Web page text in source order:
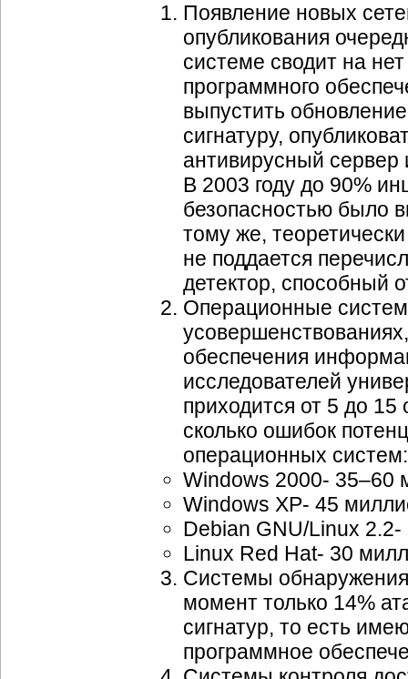
Появление новых
опубликования
системе сводит на
программного
выпустить
сигнатуру,
антивирусный сервер
В 2003 году до 90%
безопасностью было
тому же,
не поддается
детектор, способный
Операционные
обеспечения
исследователей
приходится от 5 до
сколько ошибок
операционных систем:
Windows 2000- 35–60
Windows XP- 45
Debian GNU/Linux 2.2-
Linux Red Hat- 30
Системы
момент только 14%
сигнатур, то есть
программное